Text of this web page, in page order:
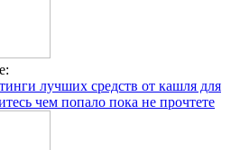
лучших средств от кашля для
чем попало пока не прочтете